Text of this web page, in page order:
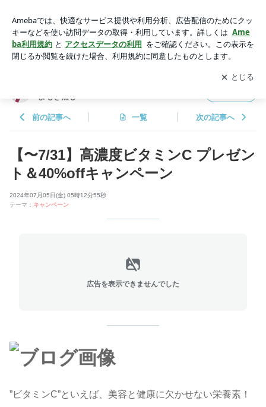
| Romanif -ロマニフ- 徳島の美容鍼灸と発酵よもぎ蒸し
アプリをダウンロードして ブログの更新通知
を受け取りまし
ょう。
開く
よもぎ蒸し
前の記事へ 一覧 次の記事へ
【〜7/31】高濃度ビタミンC プレゼン
ト＆40%offキャンペーン
2024年07月05日(金) 05時12分55秒
テーマ： キャンペーン
広告を表示できませんでした
”ビタミンC”といえば、美容と健康に欠かせない栄養素！